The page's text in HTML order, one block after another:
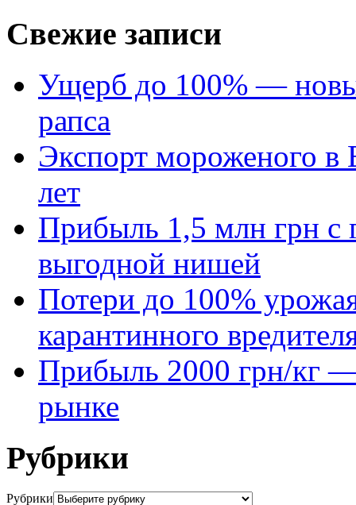
Свежие записи
Ущерб до 100% —
рапса
Экспорт мороженого в
лет
Прибыль 1,5 млн грн с
выгодной нишей
Потери до 100%
карантинного
Прибыль 2000 грн/кг —
рынке
Рубрики
Рубрики